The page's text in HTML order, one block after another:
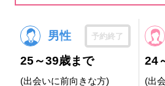
男性 予約終了
25～39歳まで
(出会いに前向きな方)
24
(出